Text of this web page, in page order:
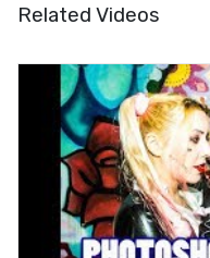
Related Videos